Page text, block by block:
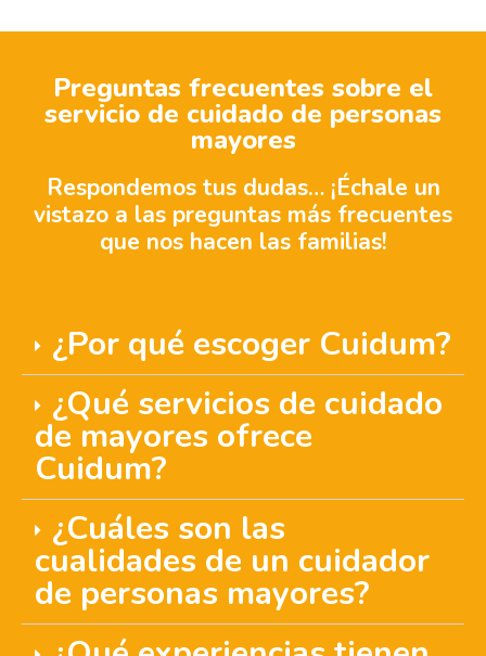
Preguntas frecuentes sobre el
servicio de cuidado de personas
mayores
Respondemos tus dudas… ¡Échale un
vistazo a las preguntas más frecuentes
que nos hacen las familias!
¿Por qué escoger Cuidum?
¿Qué servicios de cuidado
de mayores ofrece
Cuidum?
¿Cuáles son las
cualidades de un cuidador
de personas mayores?